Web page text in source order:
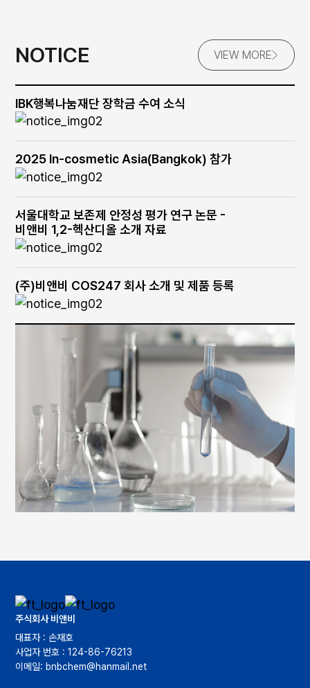
NOTICE VIEW MORE
IBK행복나눔재단 장학금 수여 소식
2025 In-cosmetic Asia(Bangkok) 참가
서울대학교 보존제 안정성 평가 연구 논문 -
비앤비 1,2-헥산디올 소개 자료
(주)비앤비 COS247 회사 소개 및 제품 등록
주식회사 비앤비
대표자 : 손재호
사업자 번호 : 124-86-76213
이메일: bnbchem@hanmail.net